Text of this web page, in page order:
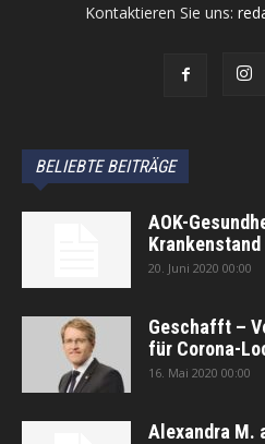
Kontaktieren Sie uns:
BELIEBTE BEITRÄGE
AOK-
20. Juni 2020 00:00
Geschafft –
für Corona-
16. Mai 2020 00:00
Alexandra M.